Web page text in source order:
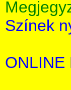
Színek
ONLINE